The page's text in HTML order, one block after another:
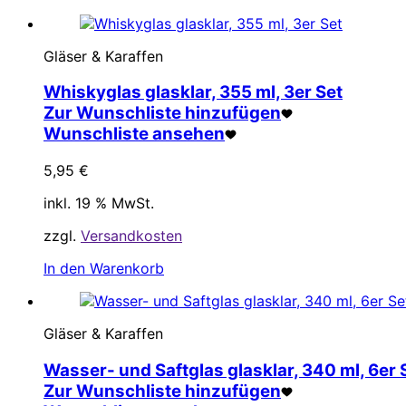
Gläser & Karaffen
Whiskyglas glasklar, 355 ml, 3er Set
Zur Wunschliste hinzufügen
Wunschliste ansehen
5,95 €
inkl. 19 % MwSt.
zzgl. Versandkosten
In den Warenkorb
Gläser & Karaffen
Wasser- und Saftglas glasklar, 340 ml, 6er
Zur Wunschliste hinzufügen